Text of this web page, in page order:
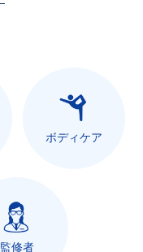
ボディケア
監修者